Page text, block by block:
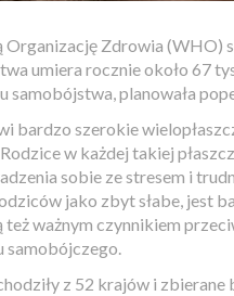
Zdrowia
umiera rocznie około 67
samobójstwa, planowała
bardzo szerokie
w każdej takiej
sobie ze stresem i
jako zbyt słabe, jest
ważnym czynnikiem
samobójczego.
z 52 krajów i